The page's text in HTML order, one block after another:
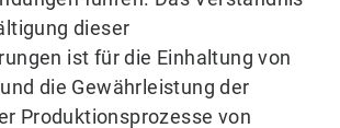
dieser
ist für die Einhaltung von
die Gewährleistung der
Produktionsprozesse von